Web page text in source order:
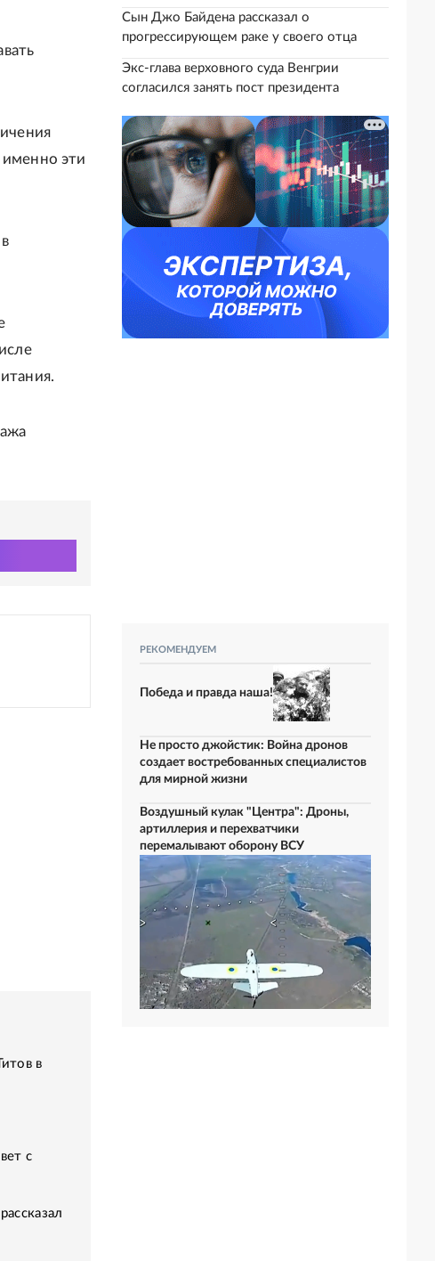
эти
в
с
Сын Джо Байдена рассказал о
прогрессирующем раке у своего отца
Экс-глава верховного суда Венгрии
согласился занять пост президента
РЕКОМЕНДУЕМ
Победа и правда наша!
Не просто джойстик: Война дронов
создает востребованных специалистов
для мирной жизни
Воздушный кулак "Центра": Дроны,
артиллерия и перехватчики
перемалывают оборону ВСУ